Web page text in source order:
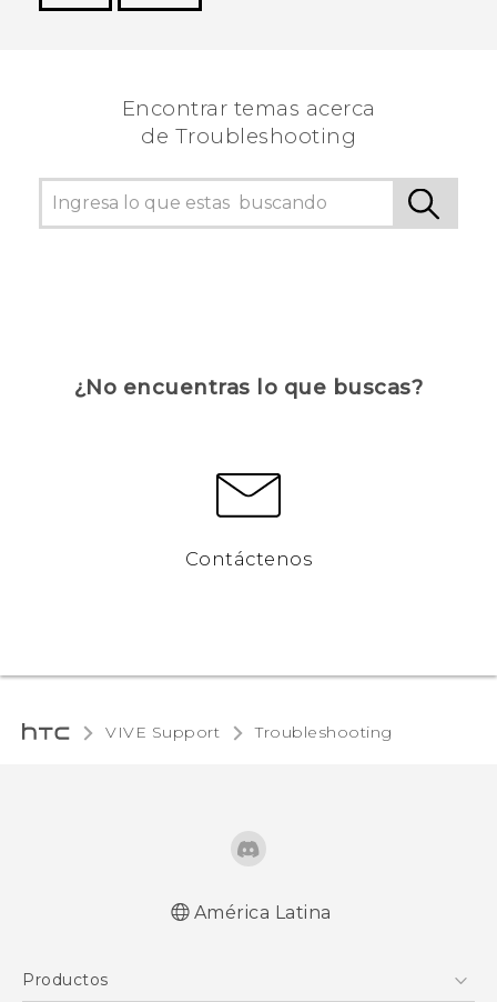
Encontrar temas acerca
de Troubleshooting
¿No encuentras lo que buscas?
Contáctenos
VIVE Support Troubleshooting‎
América Latina
Productos